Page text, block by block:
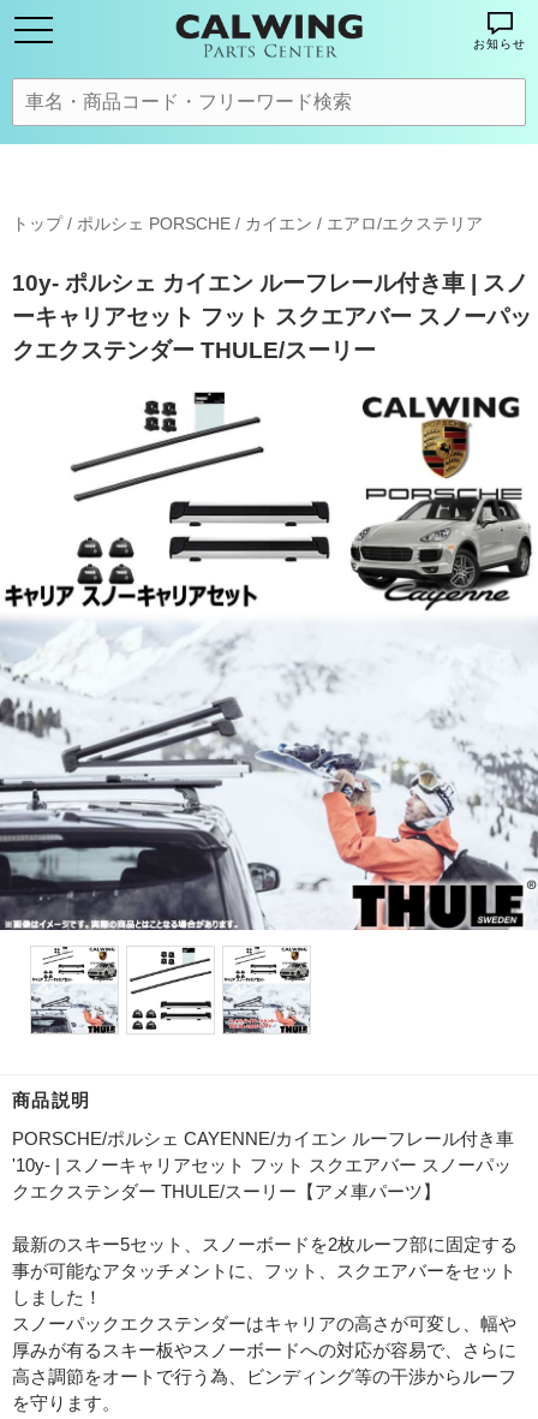
お知らせ
トップ/ ポルシェ PORSCHE / カイエン / エアロ/エクステリア
10y- ポルシェ カイエン ルーフレール付き車 | スノ
ーキャリアセット フット スクエアバー スノーパッ
クエクステンダー THULE/スーリー
商品説明
PORSCHE/ポルシェ CAYENNE/カイエン ルーフレール付き車
'10y- | スノーキャリアセット フット スクエアバー スノーパッ
クエクステンダー THULE/スーリー【アメ車パーツ】
最新のスキー5セット、スノーボードを2枚ルーフ部に固定する
事が可能なアタッチメントに、フット、スクエアバーをセット
しました！
スノーパックエクステンダーはキャリアの高さが可変し、幅や
厚みが有るスキー板やスノーボードへの対応が容易で、さらに
高さ調節をオートで行う為、ビンディング等の干渉からルーフ
を守ります。